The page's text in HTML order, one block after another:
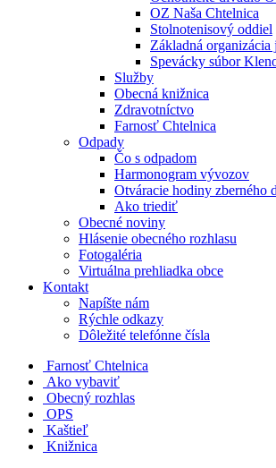
OZ Naša Chtelnica
Stolnotenisový oddiel
Základná
Spevácky súbor
Služby
Obecná knižnica
Zdravotníctvo
Farnosť Chtelnica
Odpady
Čo s odpadom
Harmonogram vývozov
Otváracie hodiny zberného
Ako triediť
Obecné noviny
Hlásenie obecného rozhlasu
Fotogaléria
Virtuálna prehliadka obce
Kontakt
Napíšte nám
Rýchle odkazy
Dôležité telefónne čísla
Farnosť Chtelnica
Ako vybaviť
Obecný rozhlas
OPS
Kaštieľ
Knižnica